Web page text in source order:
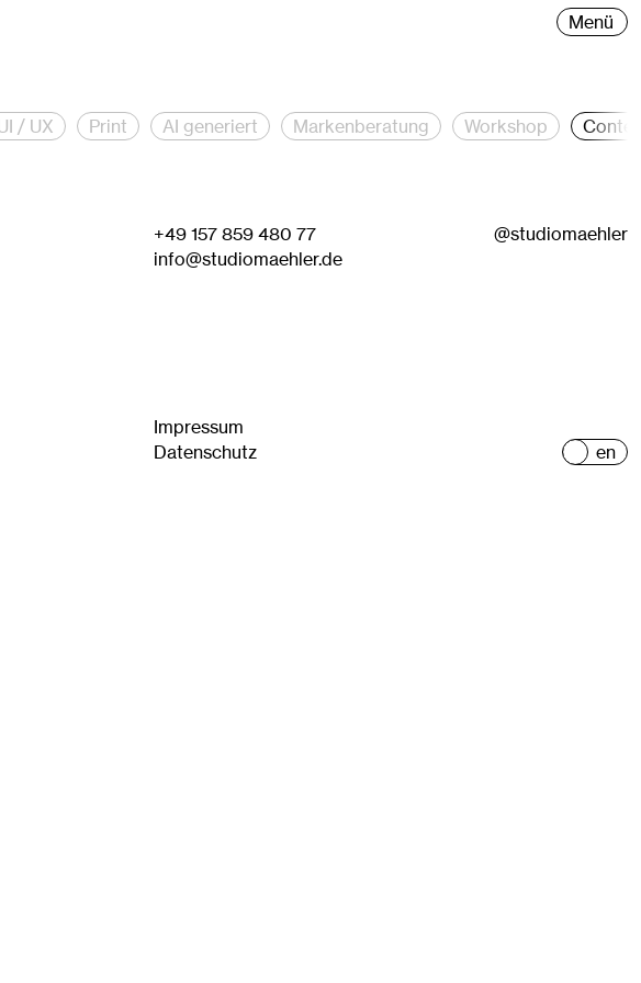
für Creative Direction, Brand Strategie, Branding und Grafik-
Menü
/ UX Print AI generiert Markenberatung Workshop
+49 157 859 480 77
info@studiomaehler.de
@studiomaehler
Impressum
Datenschutz
en